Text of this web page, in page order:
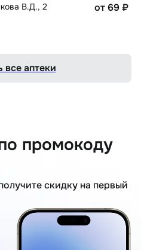
В.Д., 2 от 69₽
все аптеки
промокоду
скидку на первый